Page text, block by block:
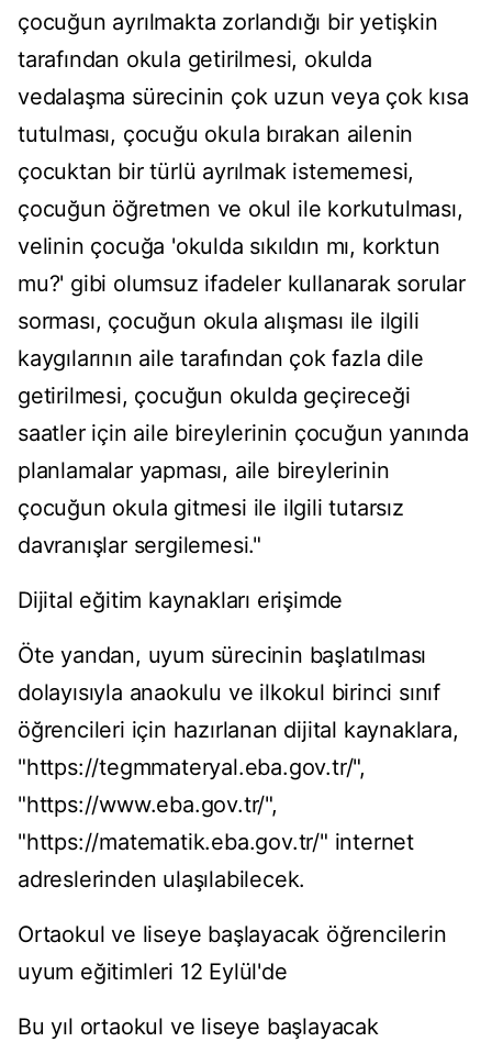
çocuğun ayrılmakta zorlandığı bir yetişkin
tarafından okula getirilmesi, okulda
vedalaşma sürecinin çok uzun veya çok kısa
tutulması, çocuğu okula bırakan ailenin
çocuktan bir türlü ayrılmak istememesi,
çocuğun öğretmen ve okul ile korkutulması,
velinin çocuğa 'okulda sıkıldın mı, korktun
mu?' gibi olumsuz ifadeler kullanarak sorular
sorması, çocuğun okula alışması ile ilgili
kaygılarının aile tarafından çok fazla dile
getirilmesi, çocuğun okulda geçireceği
saatler için aile bireylerinin çocuğun yanında
planlamalar yapması, aile bireylerinin
çocuğun okula gitmesi ile ilgili tutarsız
davranışlar sergilemesi."
Dijital eğitim kaynakları erişimde
Öte yandan, uyum sürecinin başlatılması
dolayısıyla anaokulu ve ilkokul birinci sınıf
öğrencileri için hazırlanan dijital kaynaklara,
"https://tegmmateryal.eba.gov.tr/",
"https://www.eba.gov.tr/",
"https://matematik.eba.gov.tr/" internet
adreslerinden ulaşılabilecek.
Ortaokul ve liseye başlayacak öğrencilerin
uyum eğitimleri 12 Eylül'de
Bu yıl ortaokul ve liseye başlayacak